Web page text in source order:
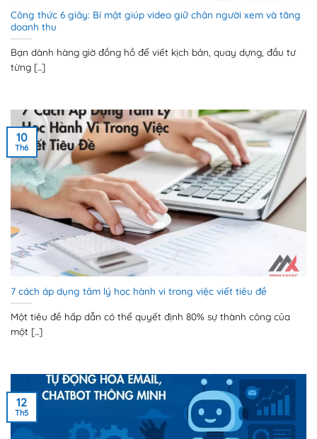
Công thức 6 giây: Bí mật giúp video giữ chân người xem và tăng
doanh thu
Bạn dành hàng giờ đồng hồ để viết kịch bản, quay dựng, đầu tư
từng [...]
7 cách áp dụng tâm lý học hành vi trong việc viết tiêu đề
Một tiêu đề hấp dẫn có thể quyết định 80% sự thành công của
một [...]
10
Th6
12
Th5